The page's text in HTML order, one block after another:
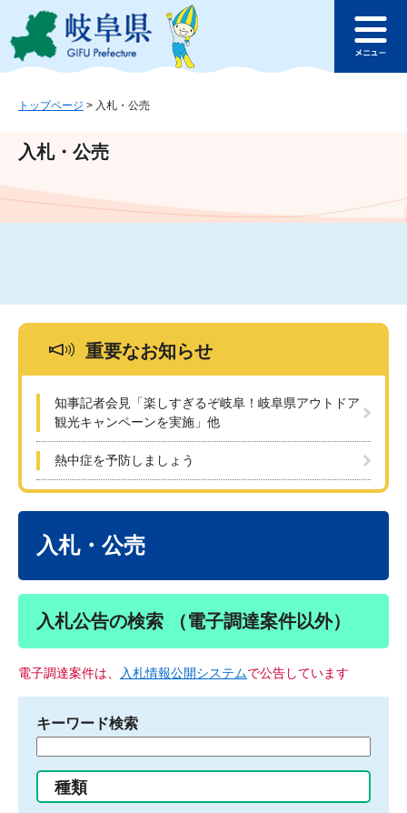
ジ
ュ
文
このページの本文へ
ュ
トップページ > 入札・公売
入札・公売
重要なお知らせ
知事記者会見「楽しすぎるぞ岐阜！岐阜県アウトドア
観光キャンペーンを実施」他
熱中症を予防しましょう
入札・公売
入札公告の検索 （電子調達案件以外）
電子調達案件は、 入札情報公開システムで公告しています
キーワード検索
る
種類